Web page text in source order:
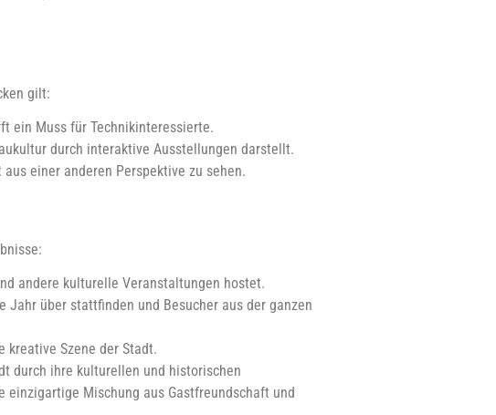
gilt:
ein Muss für Technikinteressierte.
durch interaktive Ausstellungen darstellt.
einer anderen Perspektive zu sehen.
andere kulturelle Veranstaltungen hostet.
über stattfinden und Besucher aus der ganzen
kreative Szene der Stadt.
durch ihre kulturellen und historischen
einzigartige Mischung aus Gastfreundschaft und